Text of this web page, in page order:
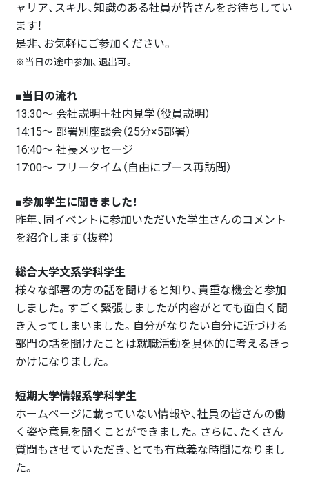
ャリア、スキル、知識のある社員が皆さんをお待ちしてい
ます！
是非、お気軽にご参加ください。
※当日の途中参加、退出可。
■当日の流れ
13:30～ 会社説明＋社内見学（役員説明）
14:15～ 部署別座談会（25分×5部署）
16:40～ 社長メッセージ
17:00～ フリータイム（自由にブース再訪問）
■参加学生に聞きました！
昨年、同イベントに参加いただいた学生さんのコメント
を紹介します（抜粋）
総合大学文系学科学生
様々な部署の方の話を聞けると知り、貴重な機会と参加
しました。すごく緊張しましたが内容がとても面白く聞
き入ってしまいました。自分がなりたい自分に近づける
部門の話を聞けたことは就職活動を具体的に考えるきっ
かけになりました。
短期大学情報系学科学生
ホームページに載っていない情報や、社員の皆さんの働
く姿や意見を聞くことができました。さらに、たくさん
質問もさせていただき、とても有意義な時間になりまし
た。